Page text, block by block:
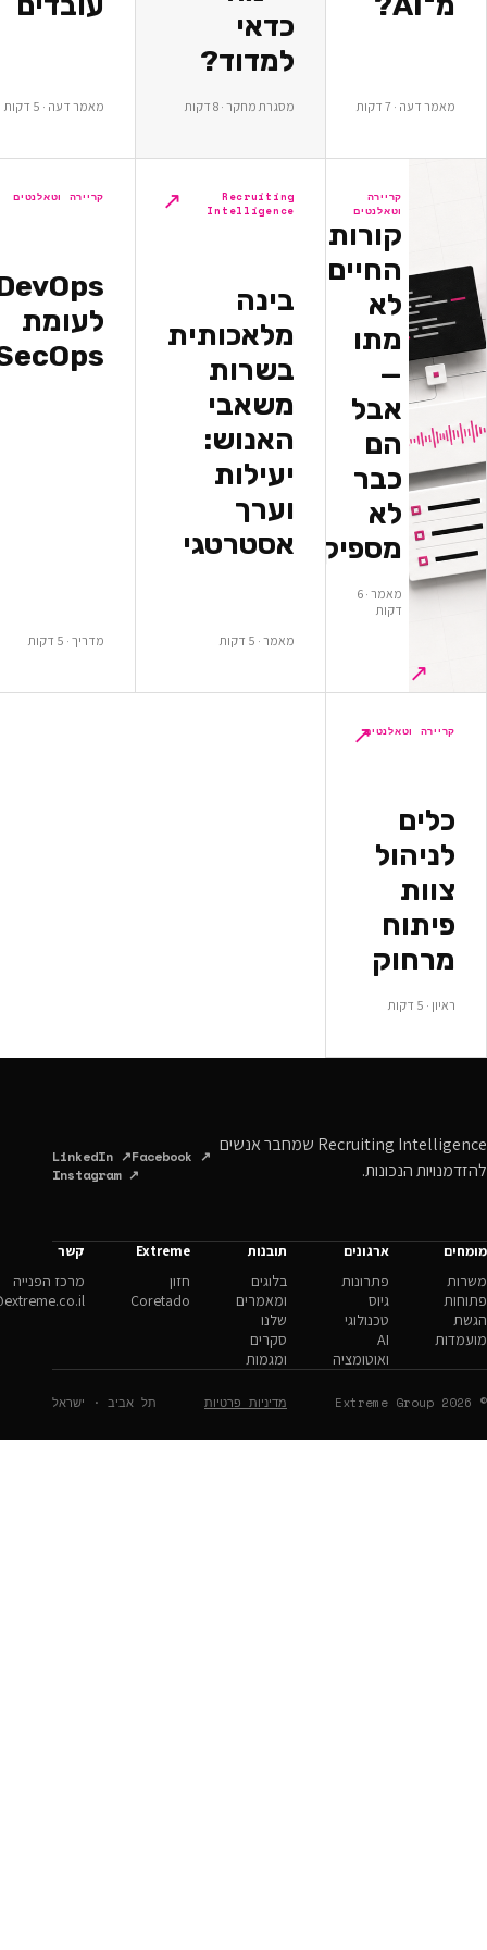
כדאי
למדוד?
מסגרת מחקר · 8 דקות מאמר דעה · 5 דקות
מאמר · 6
Recruiting
Intelligence
בינה
מלאכותית
בשרות
משאבי
האנוש:
יעילות
וערך
אסטרטגי
↗ קריירה וטאלנטים
DevOps
לעומת
DevSecOps
↗
↗
Recruiting Intelligence שמחבר אנשים
LinkedIn ↗Facebook ↗
ארגונים
פתרונות
גיוס
טכנולוגי
AI
תובנות
בלוגים
ומאמרים
שלנו
סקרים
ומגמות
Extreme
חזון
Coretado
קשר
מרכז הפנייה
hello@extreme.co.il
מדיניות פרטיות תל אביב · ישראל